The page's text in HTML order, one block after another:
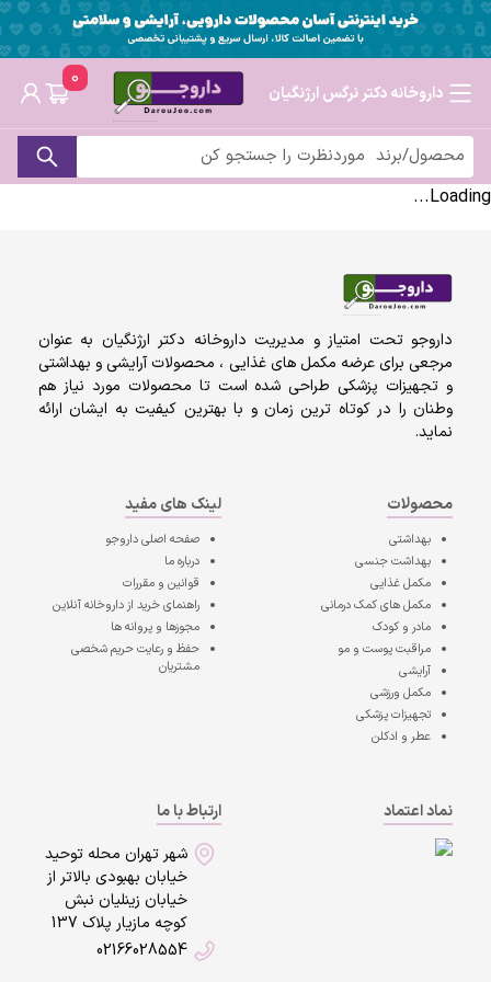
داروخانه دکتر نرگس ارژنگیان
0
Loading...
داروجو تحت امتیاز و مدیریت داروخانه دکتر ارژنگیان به عنوان
مرجعی برای عرضه مکمل های غذایی ، محصولات آرایشی و بهداشتی
و تجهیزات پزشکی طراحی شده است تا محصولات مورد نیاز هم
وطنان را در کوتاه ترین زمان و با بهترین کیفیت به ایشان ارائه
نماید.
محصولات
بهداشتی
بهداشت جنسی
مکمل غذایی
مکمل های کمک درمانی
مادر و کودک
مراقبت پوست و مو
آرایشی
مکمل ورزشی
تجهیزات پزشکی
عطر و ادکلن
لینک های مفید
صفحه اصلیداروجو
درباره ما
قوانین و مقررات
راهنمای خرید از داروخانه آنلاین
مجوزها و پروانه ها
حفظ و رعایت حریم شخصی
مشتریان
نماد اعتماد
ارتباط با ما
شهر تهران محله توحید
خیابان بهبودی بالاتر از
خیابان زینلیان نبش
کوچه مازیار پلاک 137
02166028554